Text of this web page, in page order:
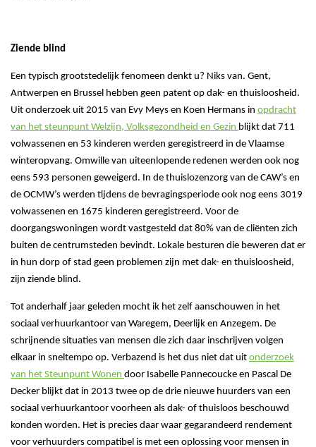
Ziende blind
Een typisch grootstedelijk fenomeen denkt u? Niks van. Gent,
Antwerpen en Brussel hebben geen patent op dak- en thuisloosheid.
Uit onderzoek uit 2015 van Evy Meys en Koen Hermans in opdracht
van het steunpunt Welzijn, Volksgezondheid en Gezin blijkt dat 711
volwassenen en 53 kinderen werden geregistreerd in de Vlaamse
winteropvang. Omwille van uiteenlopende redenen werden ook nog
eens 593 personen geweigerd. In de thuislozenzorg van de CAW’s en
de OCMW’s werden tijdens de bevragingsperiode ook nog eens 3019
volwassenen en 1675 kinderen geregistreerd. Voor de
doorgangswoningen wordt vastgesteld dat 80% van de cliënten zich
buiten de centrumsteden bevindt. Lokale besturen die beweren dat er
in hun dorp of stad geen problemen zijn met dak- en thuisloosheid,
zijn ziende blind.
Tot anderhalf jaar geleden mocht ik het zelf aanschouwen in het
sociaal verhuurkantoor van Waregem, Deerlijk en Anzegem. De
schrijnende situaties van mensen die zich daar inschrijven volgen
elkaar in sneltempo op. Verbazend is het dus niet dat uit onderzoek
van het Steunpunt Wonen door Isabelle Pannecoucke en Pascal De
Decker blijkt dat in 2013 twee op de drie nieuwe huurders van een
sociaal verhuurkantoor voorheen als dak- of thuisloos beschouwd
konden worden. Het is precies daar waar gegarandeerd rendement
voor verhuurders compatibel is met een oplossing voor mensen in